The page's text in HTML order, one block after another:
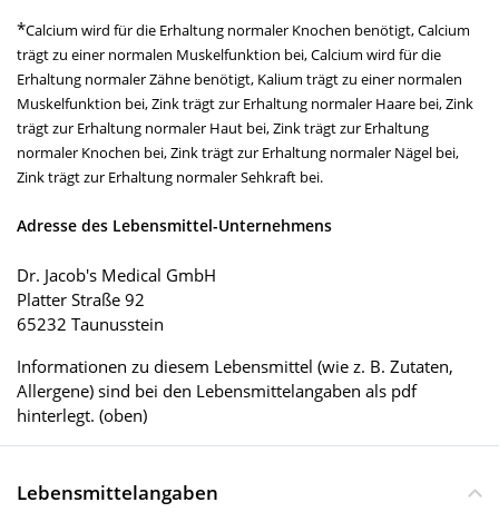
*Calcium wird für die Erhaltung normaler Knochen benötigt, Calcium
trägt zu einer normalen Muskelfunktion bei, Calcium wird für die
Erhaltung normaler Zähne benötigt, Kalium trägt zu einer normalen
Muskelfunktion bei, Zink trägt zur Erhaltung normaler Haare bei, Zink
trägt zur Erhaltung normaler Haut bei, Zink trägt zur Erhaltung
normaler Knochen bei, Zink trägt zur Erhaltung normaler Nägel bei,
Zink trägt zur Erhaltung normaler Sehkraft bei.
Adresse des Lebensmittel-Unternehmens
Dr. Jacob's Medical GmbH
Platter Straße 92
65232 Taunusstein
Informationen zu diesem Lebensmittel (wie z. B. Zutaten,
Allergene) sind bei den Lebensmittelangaben als pdf
hinterlegt. (oben)
Lebensmittelangaben